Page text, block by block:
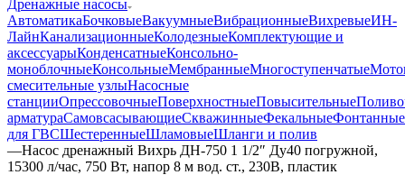
Дренажные насосы
АвтоматикаБочковыеВакуумныеВибрационныеВихревыеИН-
ЛайнКанализационныеКолодезныеКомплектующие и
аксессуарыКонденсатныеКонсольно-
моноблочныеКонсольныеМембранныеМногоступенчатые
смесительные узлыНасосные
станцииОпрессовочныеПоверхностныеПовысительные
арматураСамовсасывающиеСкважинныеФекальныеФонтанные
для ГВСШестеренныеШламовыеШланги и полив
—Насос дренажный Вихрь ДН-750 1 1/2″ Ду40 погружной,
15300 л/час, 750 Вт, напор 8 м вод. ст., 230В, пластик